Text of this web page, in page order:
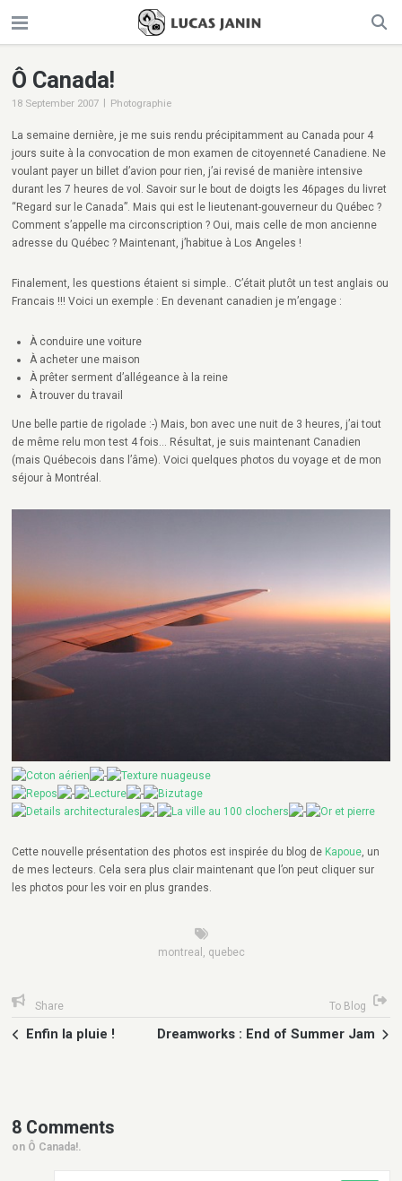
Ô Canada!
18 September 2007 | Photographie
La semaine dernière, je me suis rendu précipitamment au Canada pour 4
jours suite à la convocation de mon examen de citoyenneté Canadiene. Ne
voulant payer un billet d’avion pour rien, j’ai revisé de manière intensive
durant les 7 heures de vol. Savoir sur le bout de doigts les 46pages du livret
“Regard sur le Canada”. Mais qui est le lieutenant-gouverneur du Québec ?
Comment s’appelle ma circonscription ? Oui, mais celle de mon ancienne
adresse du Québec ? Maintenant, j’habitue à Los Angeles !
Finalement, les questions étaient si simple.. C’était plutôt un test anglais ou
Francais !!! Voici un exemple : En devenant canadien je m’engage :
À conduire une voiture
À acheter une maison
À prêter serment d’allégeance à la reine
À trouver du travail
Une belle partie de rigolade :-) Mais, bon avec une nuit de 3 heures, j’ai tout
de même relu mon test 4 fois… Résultat, je suis maintenant Canadien
(mais Québecois dans l’âme). Voici quelques photos du voyage et de mon
séjour à Montréal.
Cette nouvelle présentation des photos est inspirée du blog de Kapoue , un
de mes lecteurs. Cela sera plus clair maintenant que l’on peut cliquer sur
les photos pour les voir en plus grandes.
montreal quebec
Share To Blog
Enfin la pluie ! Dreamworks : End of Summer Jam
8 Comments
on Ô Canada!.